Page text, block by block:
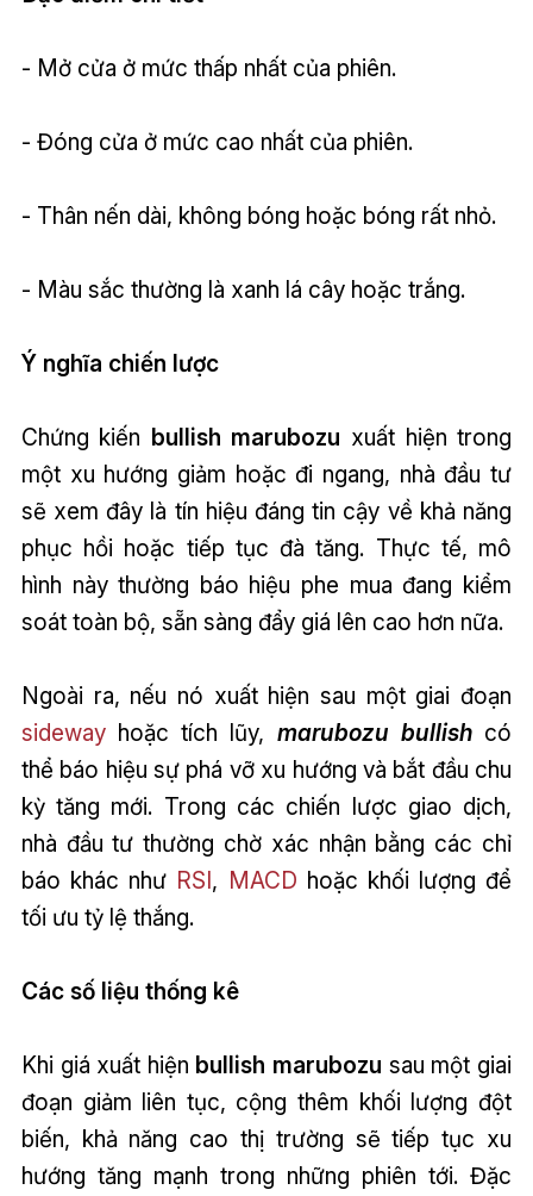
- Mở cửa ở mức thấp nhất của phiên.
- Đóng cửa ở mức cao nhất của phiên.
- Thân nến dài, không bóng hoặc bóng rất nhỏ.
- Màu sắc thường là xanh lá cây hoặc trắng.
Ý nghĩa chiến lược
Chứng kiến bullish marubozu xuất hiện trong
một xu hướng giảm hoặc đi ngang, nhà đầu tư
sẽ xem đây là tín hiệu đáng tin cậy về khả năng
phục hồi hoặc tiếp tục đà tăng. Thực tế, mô
hình này thường báo hiệu phe mua đang kiểm
soát toàn bộ, sẵn sàng đẩy giá lên cao hơn nữa.
Ngoài ra, nếu nó xuất hiện sau một giai đoạn
sidewayhoặc tích lũy, marubozu bullishcó
thể báo hiệu sự phá vỡ xu hướng và bắt đầu chu
kỳ tăng mới. Trong các chiến lược giao dịch,
nhà đầu tư thường chờ xác nhận bằng các chỉ
báo khác như RSI, MACD hoặc khối lượng để
tối ưu tỷ lệ thắng.
Các số liệu thống kê
Khi giá xuất hiện bullish marubozu sau một giai
đoạn giảm liên tục, cộng thêm khối lượng đột
biến, khả năng cao thị trường sẽ tiếp tục xu
hướng tăng mạnh trong những phiên tới. Đặc